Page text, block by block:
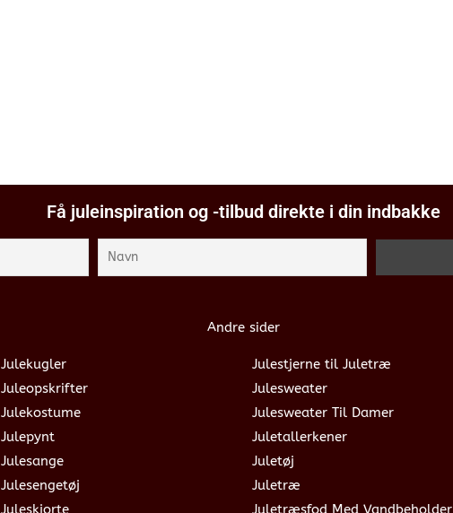
Få juleinspiration og -tilbud direkte i din indbakke
Andre sider
Julekugler
Juleopskrifter
Julekostume
Julepynt
Julesange
Julesengetøj
Juleskjorte
Julestjerne til Juletræ
Julesweater
Julesweater Til Damer
Juletallerkener
Juletøj
Juletræ
Juletræsfod Med Vandbeholder